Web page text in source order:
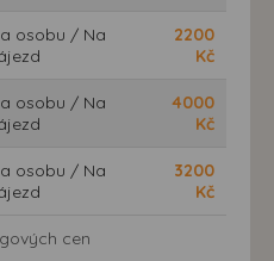
osobu / Na
2200
Kč
osobu / Na
4000
Kč
osobu / Na
3200
Kč
cen